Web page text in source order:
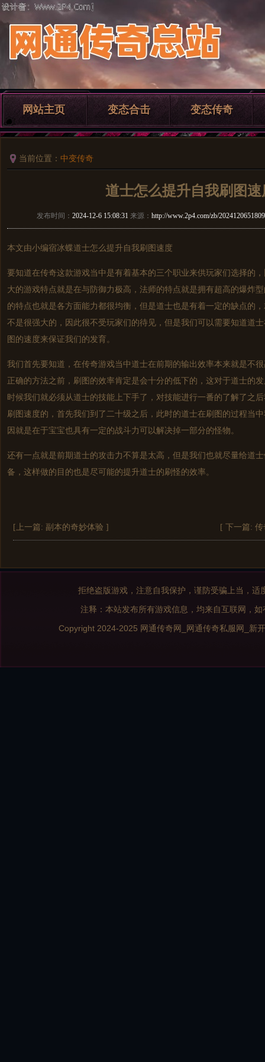
网站主页 变态合击 变态传奇
当前位置： 中变传奇
道士怎么提升自我刷图速
发布时间： 2024-12-6 15:08:31 来源： http://www.2p4.com/zb/
本文由小编宿冰蝶道士怎么提升自我刷图速度
要知道在传奇这款游戏当中是有着基本的三个职业来供玩家们选择的
大的游戏特点就是在与防御力极高，法师的特点就是拥有超高的爆炸
的特点也就是各方面能力都很均衡，但是道士也是有着一定的缺点的
不是很强大的，因此很不受玩家们的待见，但是我们可以需要知道道
图的速度来保证我们的发育。
我们首先要知道，在传奇游戏当中道士在前期的输出效率本来就是不
正确的方法之前，刷图的效率肯定是会十分的低下的，这对于道士的
时候我们就必须从道士的技能上下手了，对技能进行一番的了解了之
刷图速度的，首先我们到了二十级之后，此时的道士在刷图的过程当
因就是在于宝宝也具有一定的战斗力可以解决掉一部分的怪物。
还有一点就是前期道士的攻击力不算是太高，但是我们也就尽量给道
备，这样做的目的也是尽可能的提升道士的刷怪的效率。
[上一篇: 副本的奇妙体验 ] [ 下一篇: 传
拒绝盗版游戏，注意自我保护，谨防受骗上当，
注释：本站发布所有游戏信息，均来自互联网，
Copyright 2024-2025 网通传奇网_网通传奇私服网_新